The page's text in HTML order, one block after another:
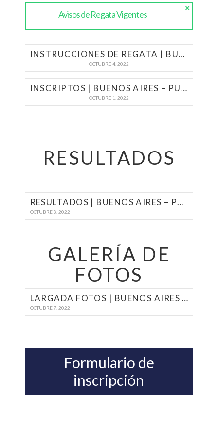
×
Avisos de Regata Vigentes
INSTRUCCIONES DE REGATA | BUENOS AIRES – PUERTO DEL BUCEO 2022
OCTUBRE 4, 2022
INSCRIPTOS | BUENOS AIRES – PUERTO DEL BUCEO 2022
OCTUBRE 1, 2022
RESULTADOS
RESULTADOS | BUENOS AIRES – PUERTO DEL BUCEO 2022
OCTUBRE 8, 2022
GALERÍA DE
FOTOS
LARGADA FOTOS | BUENOS AIRES – PUERTO DEL BUCEO 2022
OCTUBRE 7, 2022
Formulario de
inscripción